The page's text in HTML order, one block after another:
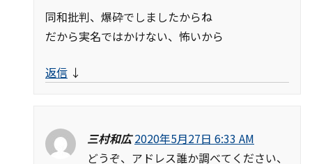
同和批判、爆砕でしましたからね
だから実名ではかけない、怖いから
返信 ↓
三村和広 2020年5月27日 6:33 AM
どうぞ、アドレス誰か調べてください、